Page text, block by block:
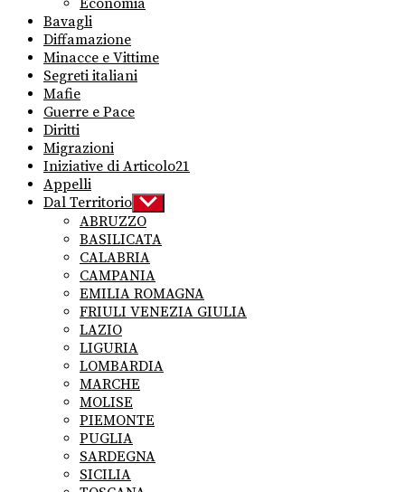
Economia
Bavagli
Diffamazione
Minacce e Vittime
Segreti italiani
Mafie
Guerre e Pace
Diritti
Migrazioni
Iniziative di Articolo21
Appelli
Dal Territorio Show
sub
menu
ABRUZZO
BASILICATA
CALABRIA
CAMPANIA
EMILIA ROMAGNA
FRIULI VENEZIA GIULIA
LAZIO
LIGURIA
LOMBARDIA
MARCHE
MOLISE
PIEMONTE
PUGLIA
SARDEGNA
SICILIA